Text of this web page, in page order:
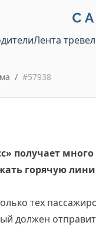
Лента
/ #57938
получает
горячую
тех
должен